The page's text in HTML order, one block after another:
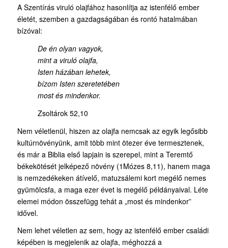
A Szentírás viruló olajfához hasonlítja az istenfélő ember
életét, szemben a gazdagságában és rontó hatalmában
bízóval:
De én olyan vagyok,
mint a viruló olajfa,
Isten házában lehetek,
bízom Isten szeretetében
most és mindenkor.
Zsoltárok 52,10
Nem véletlenül, hiszen az olajfa nemcsak az egyik legősibb
kultúrnövényünk, amit több mint ötezer éve termesztenek,
és már a Biblia első lapjain is szerepel, mint a Teremtő
békekötését jelképező növény (1Mózes 8,11), hanem maga
is nemzedékeken átívelő, matuzsálemi kort megélő nemes
gyümölcsfa, a maga ezer évet is megélő példányaival. Léte
elemei módon összefügg tehát a „most és mindenkor”
idővel.
Nem lehet véletlen az sem, hogy az istenfélő ember családi
képében is megjelenik az olajfa, méghozzá a